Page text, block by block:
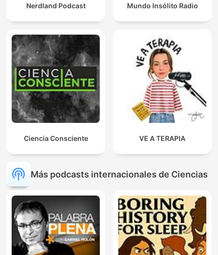
Nerdland Podcast Mundo Insólito Radio
Ciencia Consciente VE A TERAPIA
Más podcasts internacionales de Ciencias